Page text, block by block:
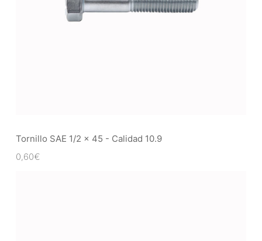
Tornillo SAE 1/2 x 45 - Calidad 10.9
0,60€